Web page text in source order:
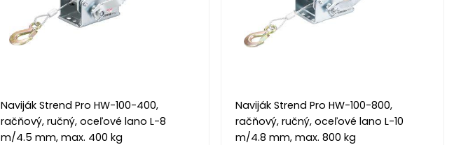
Naviják Strend Pro HW-100-400,
račňový, ručný, oceľové lano L-8
m/4.5 mm, max. 400 kg
Naviják Strend Pro HW-100-800,
račňový, ručný, oceľové lano L-10
m/4.8 mm, max. 800 kg